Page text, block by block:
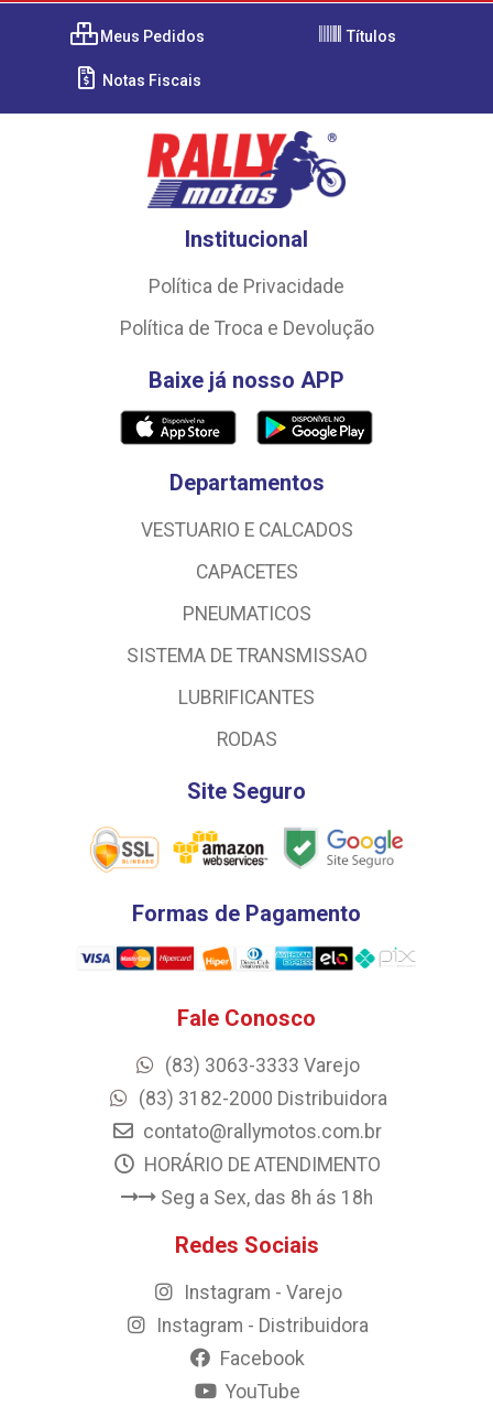
Meus Pedidos Títulos
Notas Fiscais
Institucional
Política de Privacidade
Política de Troca e Devolução
Baixe já nosso APP
Departamentos
VESTUARIO E CALCADOS
CAPACETES
PNEUMATICOS
SISTEMA DE TRANSMISSAO
LUBRIFICANTES
RODAS
Site Seguro
Formas de Pagamento
Fale Conosco
(83) 3063-3333 Varejo
(83) 3182-2000 Distribuidora
contato@rallymotos.com.br
HORÁRIO DE ATENDIMENTO
Seg a Sex, das 8h ás 18h
Redes Sociais
Instagram - Varejo
Instagram - Distribuidora
Facebook
YouTube